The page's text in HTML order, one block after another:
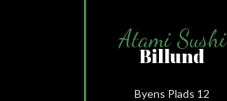
Atami Sushi
Billund
Byens Plads 12